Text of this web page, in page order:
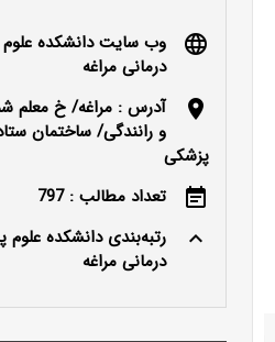
language
وب سایت دانشکده
درمانی مراغه
location_on
آدرس : مراغه/ خ معلم
و رانندگی/ ساختمان
پزشکی
event_note
تعداد مطالب : 797
keyboard_arrow_up
رتبه‌بندی دانشکده
درمانی مراغه